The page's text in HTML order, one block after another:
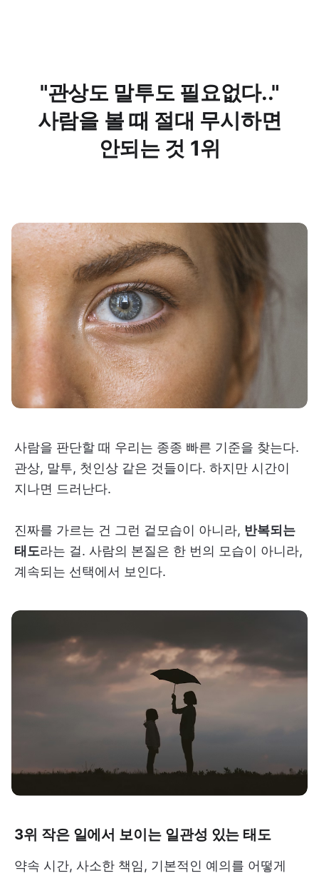
"관상도 말투도 필요없다.."
사람을 볼 때 절대 무시하면
안되는 것 1위
사람을 판단할 때 우리는 종종 빠른 기준을 찾는다.
관상, 말투, 첫인상 같은 것들이다. 하지만 시간이
지나면 드러난다.
진짜를 가르는 건 그런 겉모습이 아니라, 반복되는
태도라는 걸. 사람의 본질은 한 번의 모습이 아니라,
계속되는 선택에서 보인다.
3위 작은 일에서 보이는 일관성 있는 태도
약속 시간, 사소한 책임, 기본적인 예의를 어떻게